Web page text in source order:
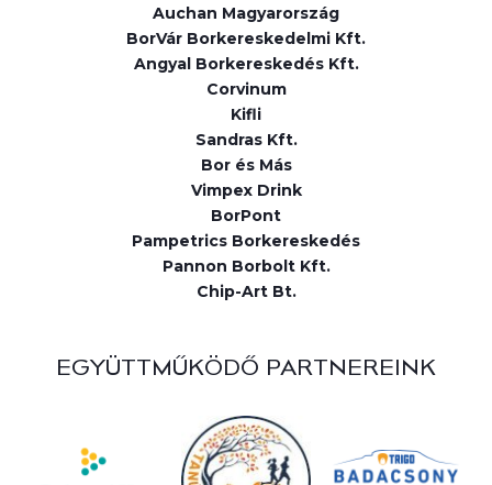
Auchan Magyarország
BorVár Borkereskedelmi Kft.
Angyal Borkereskedés Kft.
Corvinum
Kifli
Sandras Kft.
Bor és Más
Vimpex Drink
BorPont
Pampetrics Borkereskedés
Pannon Borbolt Kft.
Chip-Art Bt.
EGYÜTTMŰKÖDŐ PARTNEREINK